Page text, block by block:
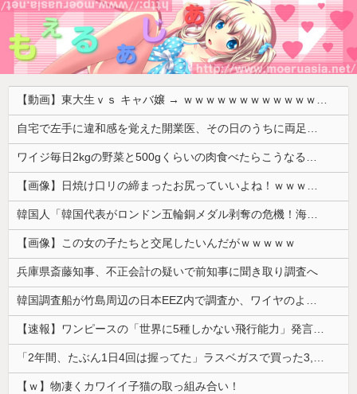
【動画】東大生ｖｓ キャバ嬢 → ｗｗｗｗｗｗｗｗｗｗｗｗｗｗｗｗｗｗ
自宅で左手に違和感を覚えた開業医、その日のうちに両足が動かなくなり入院すると……
ワイジ毎日2kgの野菜と500gくらいの肉食べたらこうなるｗｗｗ
【画像】日焼け口リの締まったお尻っていいよね！ｗｗｗｗｗ
韓国人「韓国代表がロンドン五輪銅メダル剥奪の危機！海外メディアが『時効の壁を越えてIOCの調査対象になり得る』と報道！」
【画像】この女の子たちと交尾したいんだがｗｗｗｗｗ
兵庫県斎藤知事、不正会計の疑いで前知事に聞き取り調査へ
韓国調査船が竹島周辺の日本EEZ内で調査か、ワイヤのようなもの海中に投入…外務省が抗議！
【速報】ワンピースの「世界に5種しかない飛行能力」発言の謎が解けるww..
「2年間、たぶん1日4回は握ってた」ラスベガスで買った3,000円のキーホルダーを調べたら
【ｗ】物凄くカワイイ子猫の取っ組み合い！